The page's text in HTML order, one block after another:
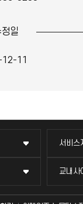
정일
11
서비스
교내사